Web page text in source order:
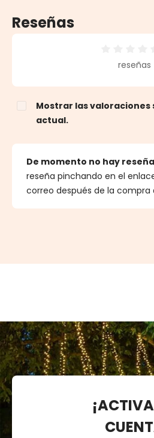
Reseñas
Calificación promedio de 0
reseñas
Mostrar las valoraciones
actual.
De momento no hay
reseña pinchando en el
correo después de la